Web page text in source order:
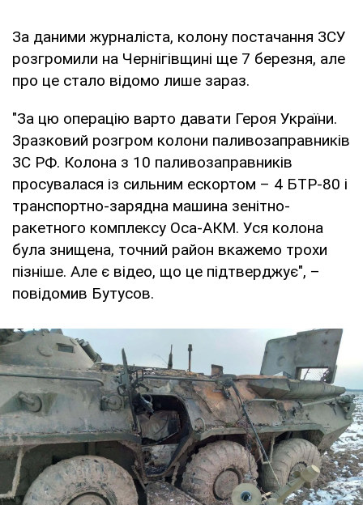
За даними журналіста, колону постачання ЗСУ
розгромили на Чернігівщині ще 7 березня, але
про це стало відомо лише зараз.
"За цю операцію варто давати Героя України.
Зразковий розгром колони паливозаправників
ЗС РФ. Колона з 10 паливозаправників
просувалася із сильним ескортом – 4 БТР-80 і
транспортно-зарядна машина зенітно-
ракетного комплексу Оса-АКМ. Уся колона
була знищена, точний район вкажемо трохи
пізніше. Але є відео, що це підтверджує", –
повідомив Бутусов.